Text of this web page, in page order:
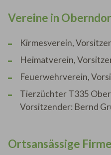
Vereine in
Kirmesverein,
Heimatverein,
Feuerwehrverein,
Tierzüchter T335
Vorsitzender: Bernd
Ortsansässige